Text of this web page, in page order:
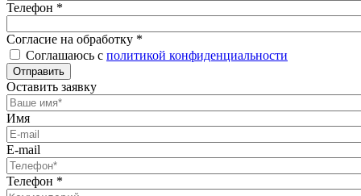
Телефон *
Согласие на обработку *
Соглашаюсь с политикой конфиденциальности
Отправить
Оставить заявку
Имя
E-mail
Телефон *